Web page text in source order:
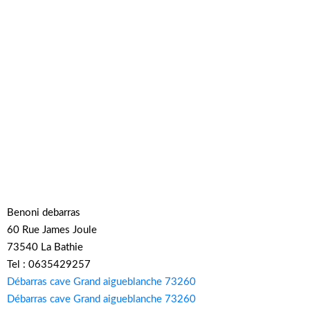
Benoni debarras
60 Rue James Joule
73540 La Bathie
Tel : 0635429257
Débarras cave Grand aigueblanche 73260
Débarras cave Grand aigueblanche 73260